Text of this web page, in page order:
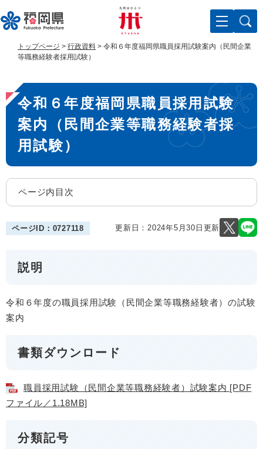
ー
ジ
す
。
ニ
ュ
し
て
トップページ > 行政資料 > 令和６年度福岡県職員採用試験案内（民間企業
等職務経験者採用試験）
本
文
令和６年度福岡県職員採用試験
案内（民間企業等職務経験者採
用試験）
ページ内目次
ページID：0727118 更新日：2024年5月30日更新
説明
令和６年度の職員採用試験（民間企業等職務経験者）の試験
案内
書類ダウンロード
職員採用試験（民間企業等職務経験者）試験案内 [PDF
ファイル／1.18MB]
分類記号